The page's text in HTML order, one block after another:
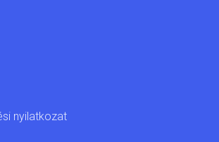
nyilatkozat